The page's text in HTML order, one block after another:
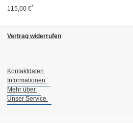
115,00 €*
Vertrag widerrufen
Kontaktdaten
Informationen
Mehr über
Unser Service